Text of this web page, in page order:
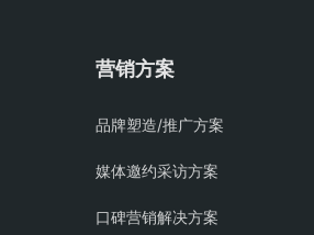
营销方案
品牌塑造/推广方案
媒体邀约采访方案
口碑营销解决方案